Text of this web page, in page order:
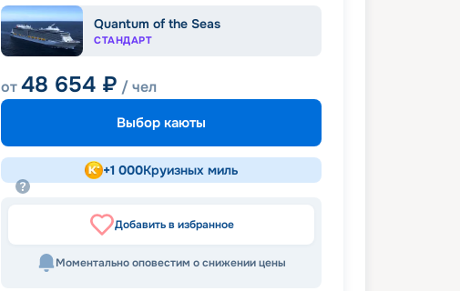
Quantum of the Seas
СТАНДАРТ
от48 654 ₽ / чел
Выбор каюты
+1 000Круизных миль
Добавить в избранное
Моментально оповестим о снижении цены